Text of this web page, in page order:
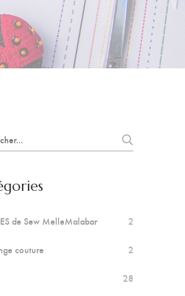
de Sew MelleMalabar 2
couture 2
28